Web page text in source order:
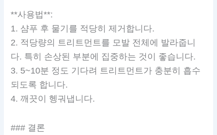
**사용법**:
1. 샴푸 후 물기를 적당히 제거합니다.
2. 적당량의 트리트먼트를 모발 전체에 발라줍니
다. 특히 손상된 부분에 집중하는 것이 좋습니다.
3. 5~10분 정도 기다려 트리트먼트가 충분히 흡수
되도록 합니다.
4. 깨끗이 헹궈냅니다.
### 결론